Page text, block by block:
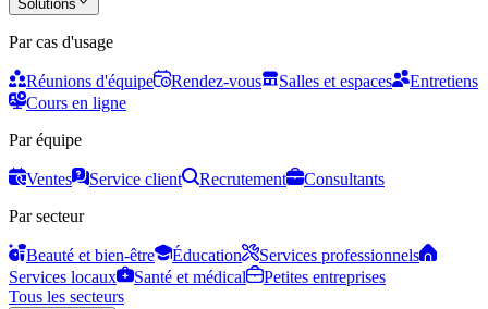
Solutions
Par cas d'usage
Réunions d'équipe Rendez-vous Salles et espaces
Entretiens
Cours en ligne
Par équipe
Ventes Service client Recrutement
Consultants
Par secteur
Beauté et bien-être Éducation
Services professionnels
Services locaux
Santé et médical
Petites entreprises
Tous les secteurs